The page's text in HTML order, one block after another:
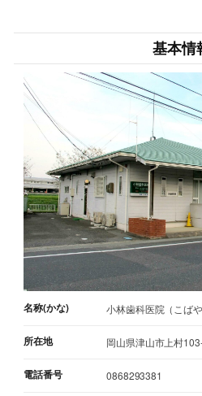
基本情
名称(かな) 小林歯科医院（こば
所在地 岡山県津山市上村
電話番号 0868293381